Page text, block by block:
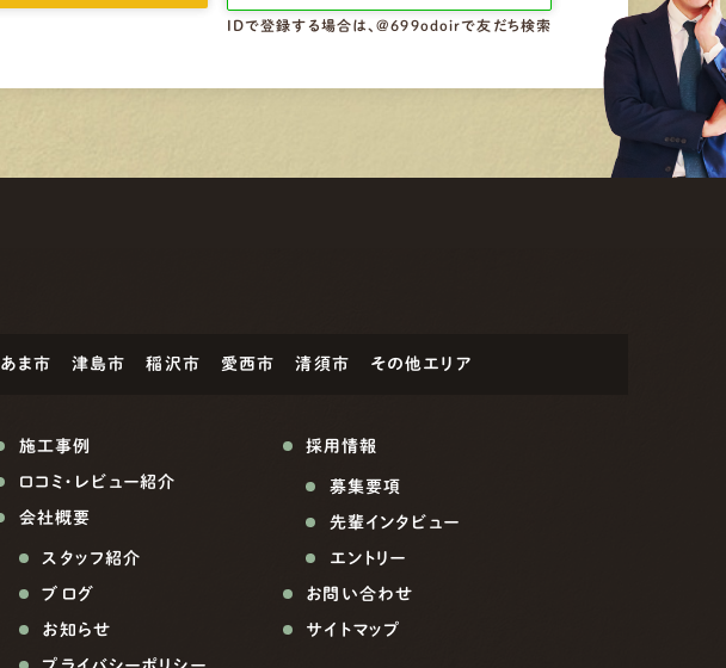
IDで登録する場合は、@699odoirで友だち検索
あま市 津島市 稲沢市 愛西市 清須市 その他エリア
施工事例
口コミ・レビュー紹介
会社概要
スタッフ紹介
ブログ
お知らせ
採用情報
募集要項
先輩インタビュー
エントリー
お問い合わせ
サイトマップ